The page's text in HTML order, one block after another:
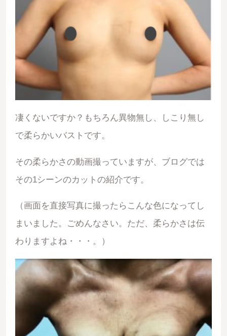
凄くないですか？もちろん異物無し、しこり無し
で柔らかいバストです。
その柔らかさの動画撮っていますが、ブログでは
その1シーンのカットの紹介です。
（画面を直接写真に撮ったらこんな色になってし
まいました。ごめんなさい。ただ、柔らかさは伝
わりますよね・・・。）